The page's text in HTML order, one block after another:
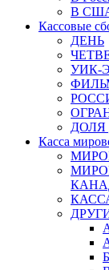
В
Кассовые
ДЕНЬ
УИК-
ДОЛЯ
Касса